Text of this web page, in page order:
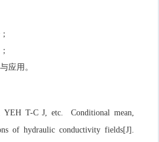
与应用。
YEH T-C J, etc. Conditional mean,
of hydraulic conductivity fields[J].